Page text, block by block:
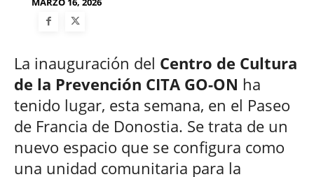
La inauguración del Centro de Cultura
de la Prevención CITA GO-ON ha
tenido lugar, esta semana, en el Paseo
de Francia de Donostia. Se trata de un
nuevo espacio que se configura como
una unidad comunitaria para la